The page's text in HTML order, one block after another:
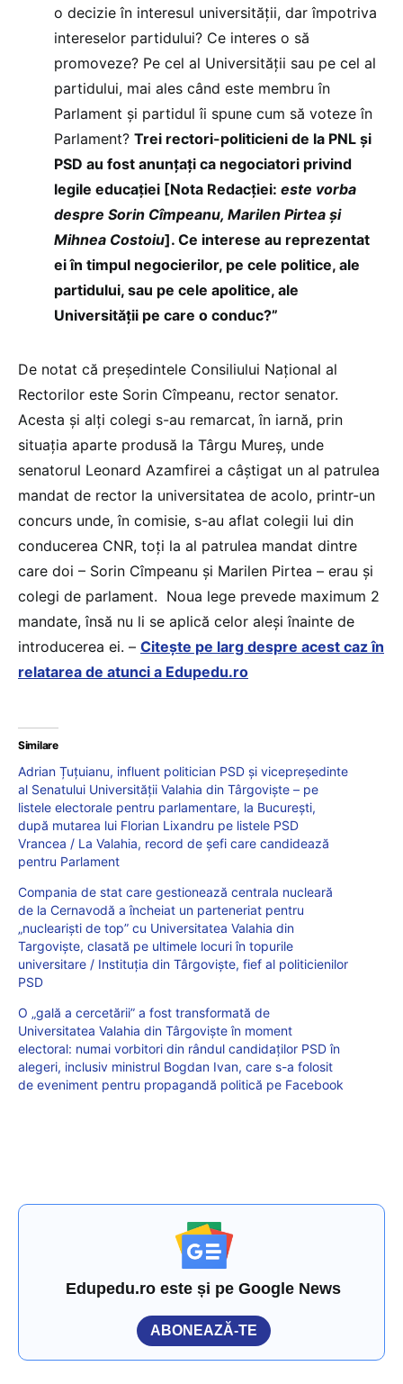
o decizie în interesul universității, dar împotriva
intereselor partidului? Ce interes o să
promoveze? Pe cel al Universității sau pe cel al
partidului, mai ales când este membru în
Parlament și partidul îi spune cum să voteze în
Parlament? Trei rectori-politicieni de la PNL și
PSD au fost anunțați ca negociatori privind
legile educației [Nota Redacției: este vorba
despre Sorin Cîmpeanu, Marilen Pirtea și
Mihnea Costoiu]. Ce interese au reprezentat
ei în timpul negocierilor, pe cele politice, ale
partidului, sau pe cele apolitice, ale
Universității pe care o conduc?”
De notat că președintele Consiliului Național al
Rectorilor este Sorin Cîmpeanu, rector senator.
Acesta și alți colegi s-au remarcat, în iarnă, prin
situația aparte produsă la Târgu Mureș, unde
senatorul Leonard Azamfirei a câștigat un al patrulea
mandat de rector la universitatea de acolo, printr-un
concurs unde, în comisie, s-au aflat colegii lui din
conducerea CNR, toți la al patrulea mandat dintre
care doi – Sorin Cîmpeanu și Marilen Pirtea – erau și
colegi de parlament. Noua lege prevede maximum 2
mandate, însă nu li se aplică celor aleși înainte de
introducerea ei. – Citește pe larg despre acest caz în
relatarea de atunci a Edupedu.ro
Similare
Adrian Țuțuianu, influent politician PSD și vicepreședinte
al Senatului Universității Valahia din Târgoviște – pe
listele electorale pentru parlamentare, la București,
după mutarea lui Florian Lixandru pe listele PSD
Vrancea / La Valahia, record de șefi care candidează
pentru Parlament
Compania de stat care gestionează centrala nucleară
de la Cernavodă a încheiat un parteneriat pentru
„nucleariști de top” cu Universitatea Valahia din
Targoviște, clasată pe ultimele locuri în topurile
universitare / Instituția din Târgoviște, fief al politicienilor
PSD
O „gală a cercetării” a fost transformată de
Universitatea Valahia din Târgoviște în moment
electoral: numai vorbitori din rândul candidaților PSD în
alegeri, inclusiv ministrul Bogdan Ivan, care s-a folosit
de eveniment pentru propagandă politică pe Facebook
Edupedu.ro este și pe Google News
ABONEAZĂ-TE